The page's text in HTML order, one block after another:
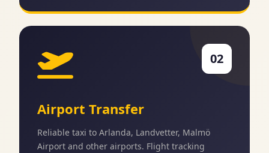
02
Airport Transfer
Reliable taxi to Arlanda, Landvetter, Malmö
Airport and other airports. Flight tracking